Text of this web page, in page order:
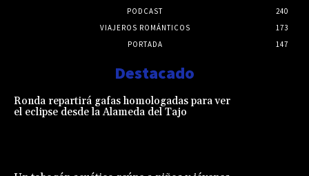
PODCAST
240
VIAJEROS ROMÁNTICOS
173
PORTADA
147
Destacado
Ronda repartirá gafas homologadas para ver
el eclipse desde la Alameda del Tajo